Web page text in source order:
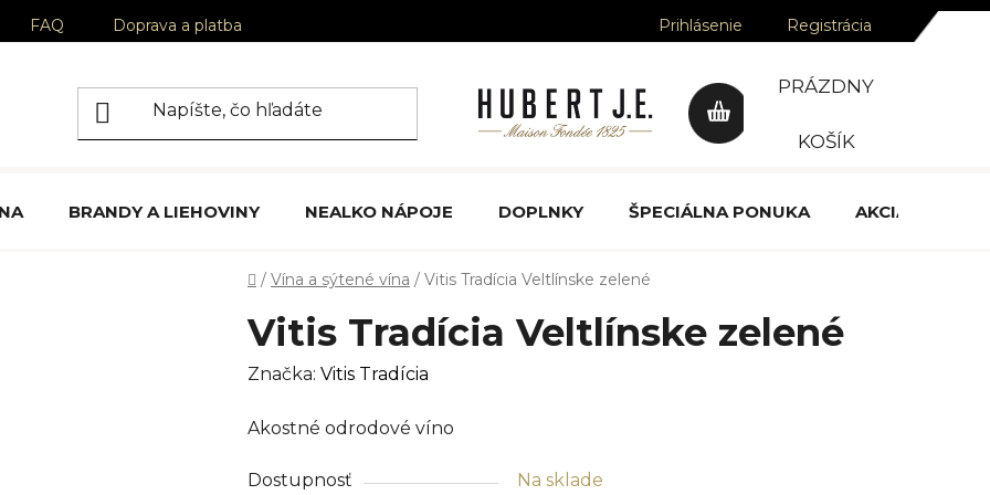
FAQ Doprava a platba Prihlásenie Registrácia
NÁKUPNÝ
PRÁZDNY
KOŠÍK
BRANDY A LIEHOVINY NEALKO NÁPOJE DOPLNKY ŠPECIÁLNA PONUKA AKCIA
Domov
/ Vína a sýtené vína / Vitis Tradícia Veltlínske zelené
Vitis Tradícia Veltlínske zelené
Značka: Vitis Tradícia
Akostné odrodové víno
Dostupnosť
Na sklade